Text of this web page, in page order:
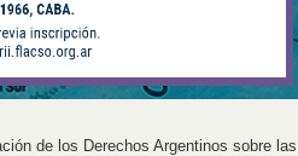
de los Derechos Argentinos sobre